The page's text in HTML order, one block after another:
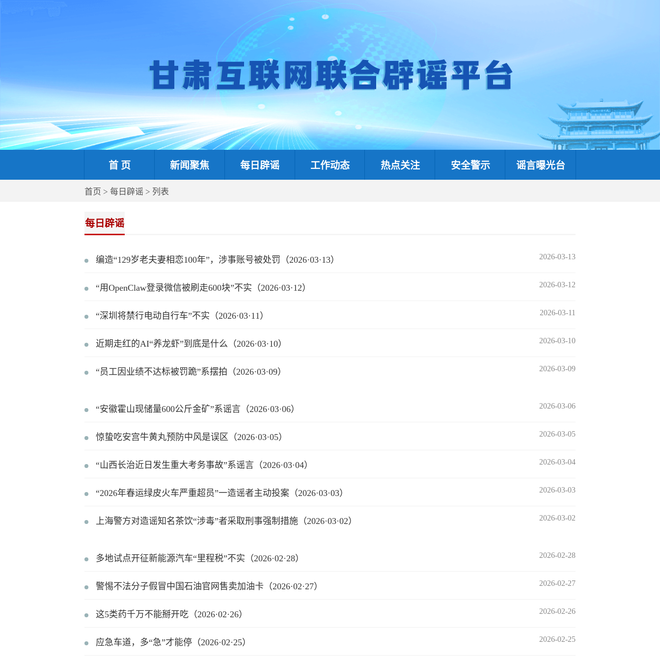
首 页 新闻聚焦 每日辟谣 工作动态 热点关注 安全警示 谣言曝光台
首页 > 每日辟谣 > 列表
每日辟谣
2026-03-13
编造“129岁老夫妻相恋100年”，涉事账号被处罚（2026·03·13）
2026-03-12
“用OpenClaw登录微信被刷走600块”不实（2026·03·12）
2026-03-11
“深圳将禁行电动自行车”不实（2026·03·11）
2026-03-10
近期走红的AI“养龙虾”到底是什么（2026·03·10）
2026-03-09
“员工因业绩不达标被罚跪”系摆拍（2026·03·09）
2026-03-06
“安徽霍山现储量600公斤金矿”系谣言（2026·03·06）
2026-03-05
惊蛰吃安宫牛黄丸预防中风是误区（2026·03·05）
2026-03-04
“山西长治近日发生重大考务事故”系谣言（2026·03·04）
2026-03-03
“2026年春运绿皮火车严重超员”一造谣者主动投案（2026·03·03）
2026-03-02
上海警方对造谣知名茶饮“涉毒”者采取刑事强制措施（2026·03·02）
2026-02-28
多地试点开征新能源汽车“里程税”不实（2026·02·28）
2026-02-27
警惕不法分子假冒中国石油官网售卖加油卡（2026·02·27）
2026-02-26
这5类药千万不能掰开吃（2026·02·26）
2026-02-25
应急车道，多“急”才能停（2026·02·25）